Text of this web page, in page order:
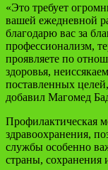
«Это требует
вашей ежедневной
благодарю вас за
профессионализм,
проявляете по
здоровья,
поставленных
добавил Магомед
Профилактическая
здравоохранения,
службы особенно
страны, сохранения